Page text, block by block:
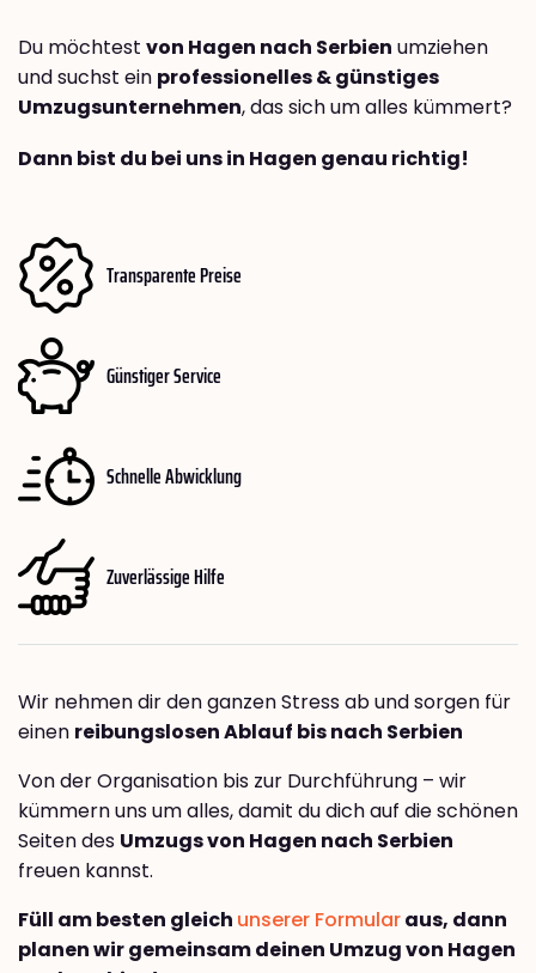
Du möchtest von Hagen nach Serbien umziehen
und suchst ein professionelles & günstiges
Umzugsunternehmen, das sich um alles kümmert?
Dann bist du bei uns in Hagen genau richtig!
Transparente Preise
Günstiger Service
Schnelle Abwicklung
Zuverlässige Hilfe
Wir nehmen dir den ganzen Stress ab und sorgen für
einen reibungslosen Ablauf bis nach Serbien
Von der Organisation bis zur Durchführung – wir
kümmern uns um alles, damit du dich auf die schönen
Seiten des Umzugs von Hagen nach Serbien
freuen kannst.
Füll am besten gleich unserer Formularaus, dann
planen wir gemeinsam deinen Umzug von Hagen